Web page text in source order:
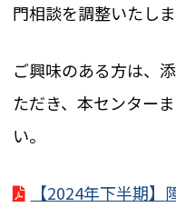
門相談を調整いたしま
ご興味のある方は、
ただき、本センター
い。
【2024年下半期